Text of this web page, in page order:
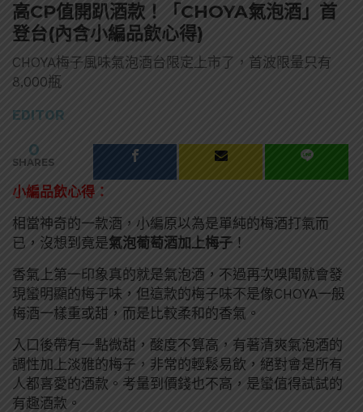
高CP值開趴酒款！「CHOYA氣泡酒」首
登台(內含小編品飲心得)
CHOYA梅子風味氣泡酒台限定上市了，首波限量只有
8,000瓶
EDITOR
0
SHARES
小編品飲心得：
相當神奇的一款酒，小編原以為是單純的梅酒打氣而
已，沒想到竟是氣泡葡萄酒加上梅子 ！
香氣上第一印象真的就是氣泡酒，不過再次嗅聞就會發
現蠻明顯的梅子味，但這款的梅子味不是像CHOYA一般
梅酒一樣重或甜，而是比較柔和的香氣。
入口後帶有一點微甜，酸度不算高，有著清爽氣泡酒的
調性加上淡雅的梅子，非常的輕鬆易飲，絕對會是所有
人都喜愛的酒款。考量到價錢也不高，是蠻值得試試的
有趣酒款。